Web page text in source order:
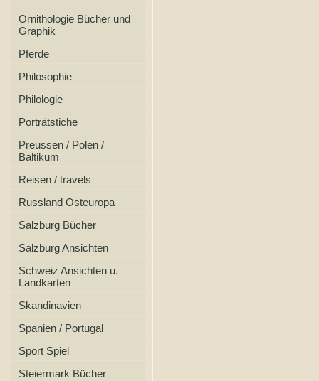
Ornithologie Bücher und
Graphik
Pferde
Philosophie
Philologie
Porträtstiche
Preussen / Polen /
Baltikum
Reisen / travels
Russland Osteuropa
Salzburg Bücher
Salzburg Ansichten
Schweiz Ansichten u.
Landkarten
Skandinavien
Spanien / Portugal
Sport Spiel
Steiermark Bücher